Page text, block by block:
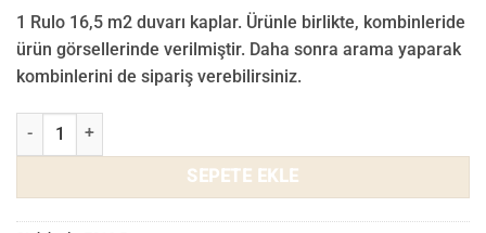
1 Rulo 16,5 m2 duvarı kaplar. Ürünle birlikte, kombinleride
ürün görsellerinde verilmiştir. Daha sonra arama yaparak
kombinlerini de sipariş verebilirsiniz.
Seven Duvar Kağıdı 7816-5 adet
SEPETE EKLE